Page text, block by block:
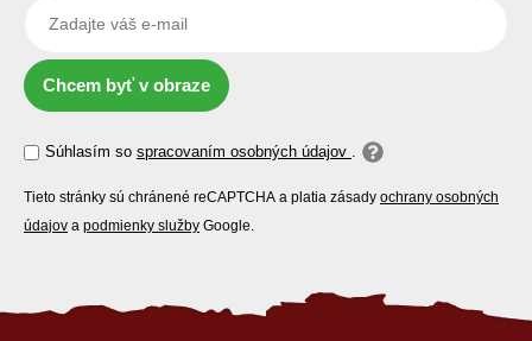
Chcem byť v obraze
Súhlasím so spracovaním osobných údajov .
Tieto stránky sú chránené reCAPTCHA a platia zásady ochrany osobných
údajov a podmienky služby Google.